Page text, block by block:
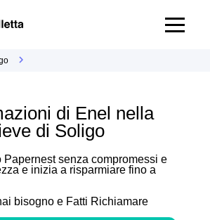
di Enel nella
di Soligo
Papernest senza compromessi e
e inizia a risparmiare fino a
bisogno e Fatti Richiamare